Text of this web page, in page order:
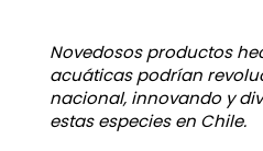
Novedosos productos
acuáticas podrían
nacional, innovando y
estas especies en Chile.